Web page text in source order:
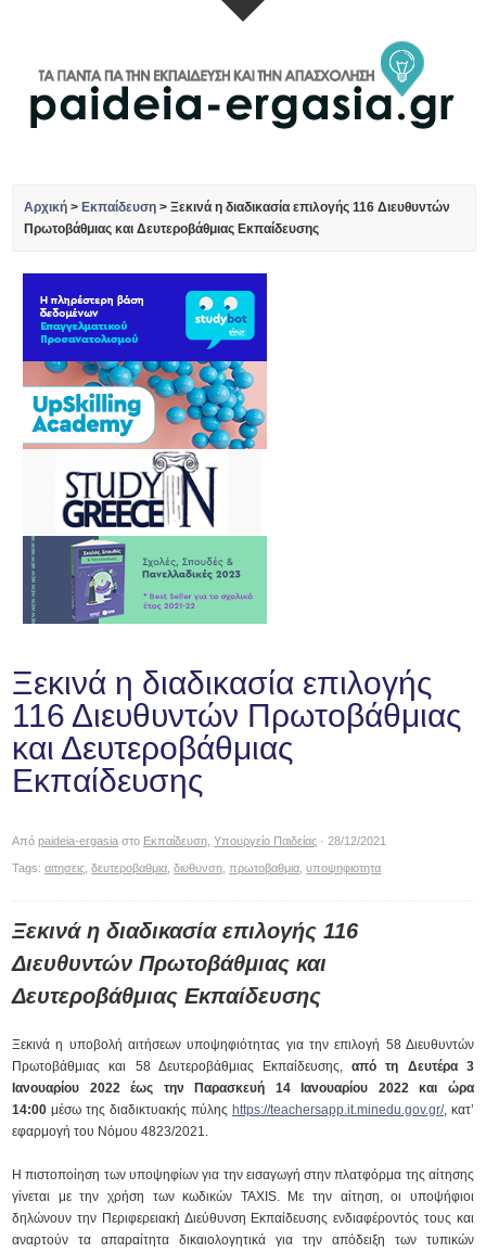
Αρχική > Εκπαίδευση >Ξεκινά η διαδικασία επιλογής 116 Διευθυντών
Πρωτοβάθμιας και Δευτεροβάθμιας Εκπαίδευσης
Ξεκινά η διαδικασία επιλογής
116 Διευθυντών Πρωτοβάθμιας
και Δευτεροβάθμιας
Εκπαίδευσης
Απόpaideia-ergasia στο Εκπαίδευση ,Υπουργείο Παιδείας · 28/12/2021
Tags:αιτησεις ,δευτεροβαθμια ,διυθυνση ,πρωτοβαθμια ,υποψηφιοτητα
Ξεκινά η διαδικασία επιλογής 116
Διευθυντών Πρωτοβάθμιας και
Δευτεροβάθμιας Εκπαίδευσης
Ξεκινά η υποβολή αιτήσεων υποψηφιότητας για την επιλογή 58 Διευθυντών
Πρωτοβάθμιας και 58 Δευτεροβάθμιας Εκπαίδευσης,από τη Δευτέρα 3
Ιανουαρίου 2022 έως την Παρασκευή 14 Ιανουαρίου 2022 και ώρα
14:00 μέσω της διαδικτυακής πύλης https://teachersapp.it.minedu.gov.gr/, κατ’
εφαρμογή του Νόμου 4823/2021.
Η πιστοποίηση των υποψηφίων για την εισαγωγή στην πλατφόρμα της αίτησης
γίνεται με την χρήση των κωδικών TAXIS. Με την αίτηση, οι υποψήφιοι
δηλώνουν την Περιφερειακή Διεύθυνση Εκπαίδευσης ενδιαφέροντός τους και
αναρτούν τα απαραίτητα δικαιολογητικά για την απόδειξη των τυπικών